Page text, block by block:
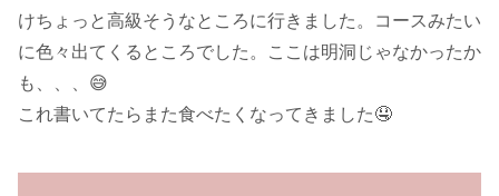
けちょっと高級そうなところに行きました。コースみたい
に色々出てくるところでした。ここは明洞じゃなかったか
も、、、😅
これ書いてたらまた食べたくなってきました🤤